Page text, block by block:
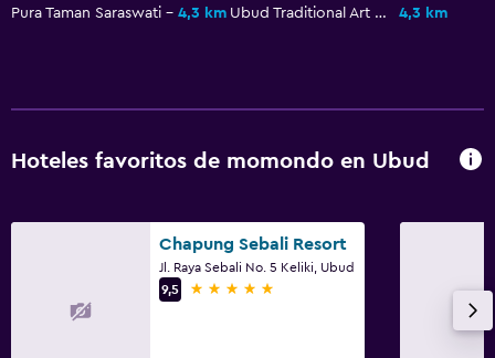
Pura Taman Saraswati
4,3 km Ubud Traditional Art Market 4,3 km
Hoteles favoritos de momondo en Ubud
Chapung Sebali Resort
Jl. Raya Sebali No. 5 Keliki, Ubud
9,5
5 estrellas